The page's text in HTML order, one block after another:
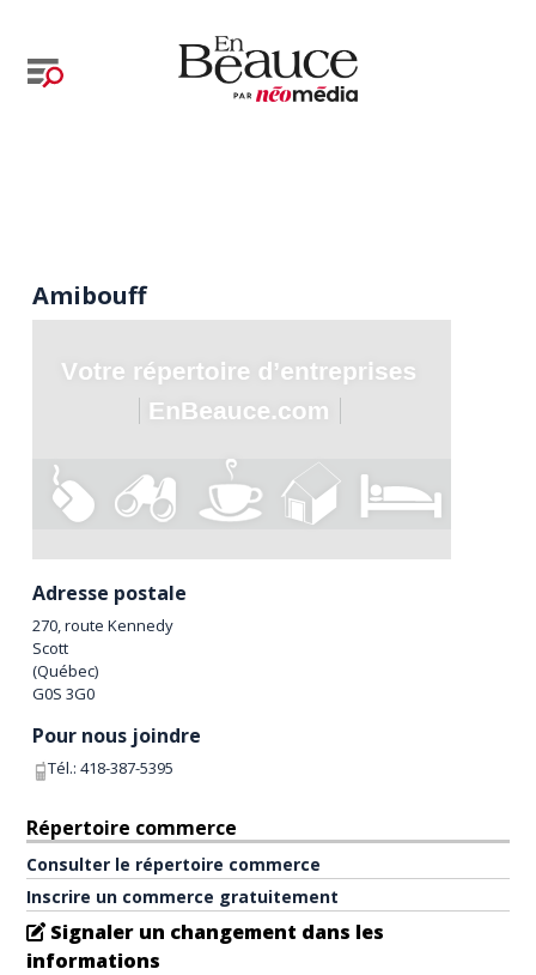
Amibouff
Adresse postale
270, route Kennedy
Scott
(Québec)
G0S 3G0
Pour nous joindre
Tél.:418-387-5395
Répertoire commerce
Consulter le répertoire commerce
Inscrire un commerce gratuitement
Signaler un changement dans les
informations